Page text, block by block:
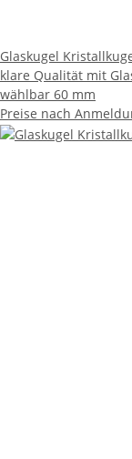
Glaskugel
klare Qualität mit
wählbar 60 mm
Preise nach